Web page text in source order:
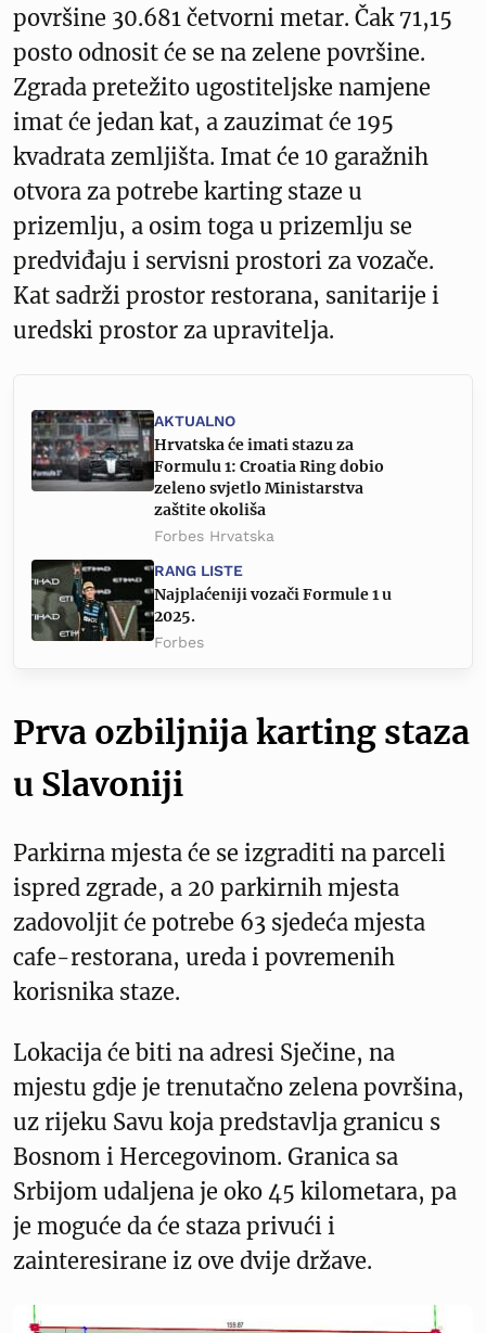
površine 30.681 četvorni metar. Čak 71,15
posto odnosit će se na zelene površine.
Zgrada pretežito ugostiteljske namjene
imat će jedan kat, a zauzimat će 195
kvadrata zemljišta. Imat će 10 garažnih
otvora za potrebe karting staze u
prizemlju, a osim toga u prizemlju se
predviđaju i servisni prostori za vozače.
Kat sadrži prostor restorana, sanitarije i
uredski prostor za upravitelja.
AKTUALNO
Hrvatska će imati stazu za
Formulu 1: Croatia Ring dobio
zeleno svjetlo Ministarstva
zaštite okoliša
Forbes Hrvatska
RANG LISTE
Najplaćeniji vozači Formule 1 u
2025.
Forbes
Prva ozbiljnija karting staza
u Slavoniji
Parkirna mjesta će se izgraditi na parceli
ispred zgrade, a 20 parkirnih mjesta
zadovoljit će potrebe 63 sjedeća mjesta
cafe-restorana, ureda i povremenih
korisnika staze.
Lokacija će biti na adresi Sječine, na
mjestu gdje je trenutačno zelena površina,
uz rijeku Savu koja predstavlja granicu s
Bosnom i Hercegovinom. Granica sa
Srbijom udaljena je oko 45 kilometara, pa
je moguće da će staza privući i
zainteresirane iz ove dvije države.